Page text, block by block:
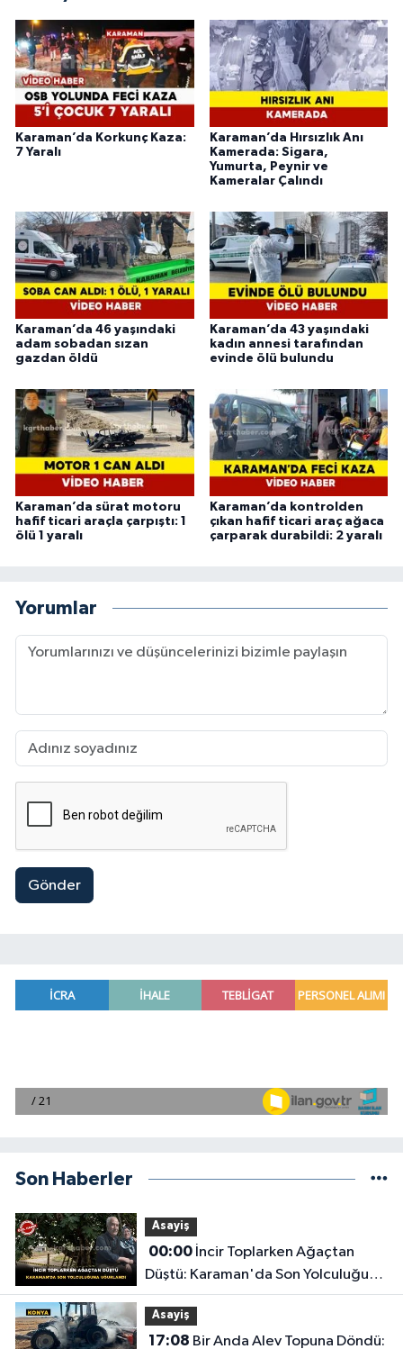
Karaman’da Korkunç Kaza:
7 Yaralı
Karaman’da Hırsızlık Anı
Kamerada: Sigara,
Yumurta, Peynir ve
Kameralar Çalındı
Karaman’da 46 yaşındaki
adam sobadan sızan
gazdan öldü
Karaman’da 43 yaşındaki
kadın annesi tarafından
evinde ölü bulundu
Karaman’da sürat motoru
hafif ticari araçla çarpıştı: 1
ölü 1 yaralı
Karaman’da kontrolden
çıkan hafif ticari araç ağaca
çarparak durabildi: 2 yaralı
Yorumlar
Gönder
Son Haberler
Asayiş
00:00İncir Toplarken Ağaçtan
Düştü: Karaman'da Son Yolculuğuna
Uğurlandı
Asayiş
17:08